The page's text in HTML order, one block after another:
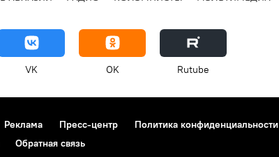
VK OK Rutube
Реклама Пресс-центр Политика конфиденциальности
Обратная связь